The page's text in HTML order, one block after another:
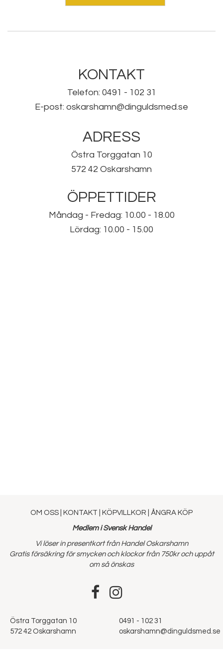
KONTAKT
Telefon: 0491 - 102 31
E-post: oskarshamn@dinguldsmed.se
ADRESS
Östra Torggatan 10
572 42 Oskarshamn
ÖPPETTIDER
Måndag - Fredag: 10.00 - 18.00
Lördag: 10.00 - 15.00
OM OSS KONTAKT KÖPVILLKOR ÅNGRA KÖP
Medlem i Svensk Handel
Vi löser in presentkort från Handel Oskarshamn
Gratis försäkring för smycken och klockor från 750kr och uppåt
om så önskas
Östra Torggatan 10
572 42 Oskarshamn
0491 - 102 31
oskarshamn@dinguldsmed.se